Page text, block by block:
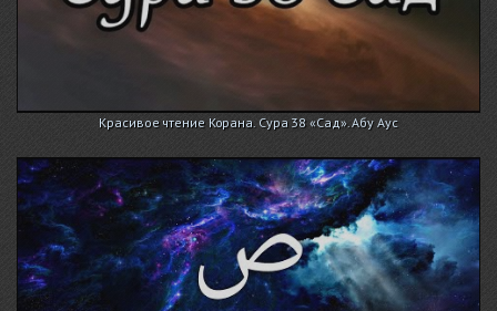
Красивое чтение Корана. Сура 38 «Сад». Абу Аус